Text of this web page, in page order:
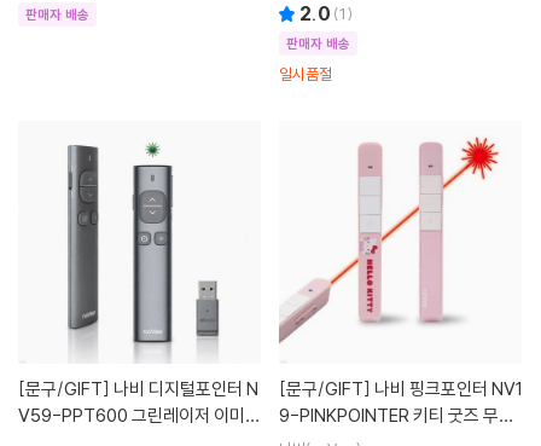
판매자 배송 2.0 (1)
판매자 배송
일시품절
[문구/GIFT]
V59-PPT600 그린레이저 이미지
[문구/GIFT]
9-PINKPOINTER 키티 굿즈 무선